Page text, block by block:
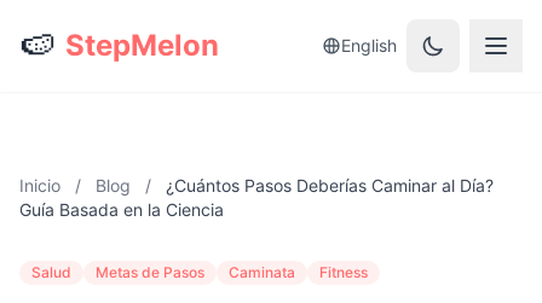
🍉 StepMelon English
Inicio / Blog /
¿Cuántos Pasos Deberías Caminar al Día?
Guía Basada en la Ciencia
Salud Metas de Pasos Caminata Fitness